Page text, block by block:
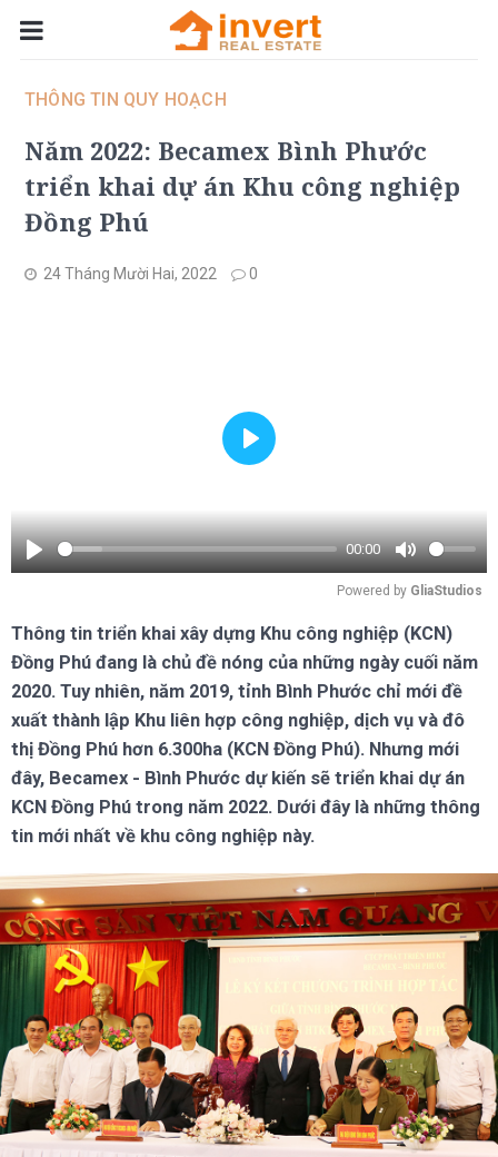
THÔNG TIN QUY HOẠCH
Năm 2022: Becamex Bình Phước
triển khai dự án Khu công nghiệp
Đồng Phú
24 Tháng Mười Hai, 2022 0
Play
00:00
Mute
Play
Powered by GliaStudios
Thông tin triển khai xây dựng Khu công nghiệp (KCN)
Đồng Phú đang là chủ đề nóng của những ngày cuối năm
2020. Tuy nhiên, năm 2019, tỉnh Bình Phước chỉ mới đề
xuất thành lập Khu liên hợp công nghiệp, dịch vụ và đô
thị Đồng Phú hơn 6.300ha (KCN Đồng Phú). Nhưng mới
đây, Becamex - Bình Phước dự kiến sẽ triển khai dự án
KCN Đồng Phú trong năm 2022. Dưới đây là những thông
tin mới nhất về khu công nghiệp này.